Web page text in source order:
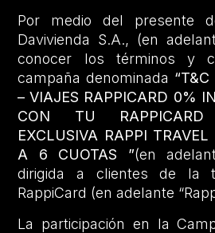
Por medio del presente
Davivienda S.A., (en
conocer los términos y
campaña denominada
– VIAJES RAPPICARD 0%
CON TU
EXCLUSIVA RAPPI
A 6 CUOTAS ”(en
dirigida a clientes de la
RappiCard (en adelante
La participación en la